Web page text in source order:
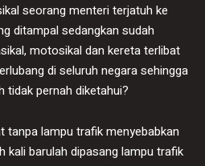
seorang menteri terjatuh ke
ditampal sedangkan sudah
motosikal dan kereta terlibat
di seluruh negara sehingga
tidak pernah diketahui?
tanpa lampu trafik menyebabkan
kali barulah dipasang lampu trafik